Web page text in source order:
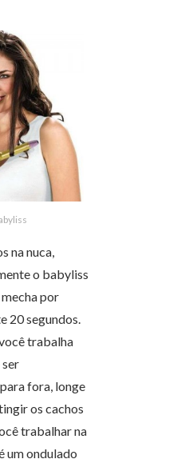
na nuca,
o babyliss
por
20 segundos.
trabalha
fora, longe
os cachos
trabalhar na
um ondulado